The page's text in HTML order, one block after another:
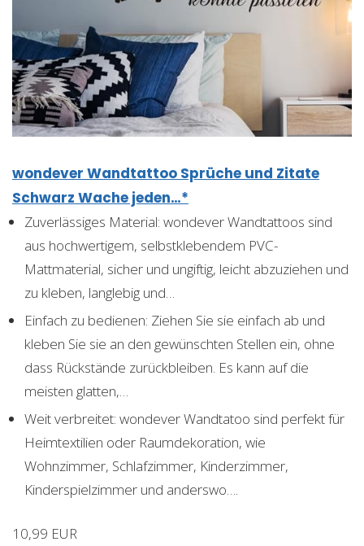
wondever Wandtattoo Sprüche und Zitate
Schwarz Wache jeden…*
Zuverlässiges Material: wondever Wandtattoos sind
aus hochwertigem, selbstklebendem PVC-
Mattmaterial, sicher und ungiftig, leicht abzuziehen und
zu kleben, langlebig und…
Einfach zu bedienen: Ziehen Sie sie einfach ab und
kleben Sie sie an den gewünschten Stellen ein, ohne
dass Rückstände zurückbleiben. Es kann auf die
meisten glatten,…
Weit verbreitet: wondever Wandtatoo sind perfekt für
Heimtextilien oder Raumdekoration, wie
Wohnzimmer, Schlafzimmer, Kinderzimmer,
Kinderspielzimmer und anderswo….
10,99 EUR